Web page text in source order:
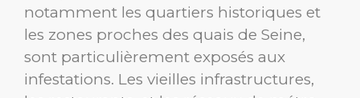
notamment les quartiers historiques et
les zones proches des quais de Seine,
sont particulièrement exposés aux
infestations. Les vieilles infrastructures,